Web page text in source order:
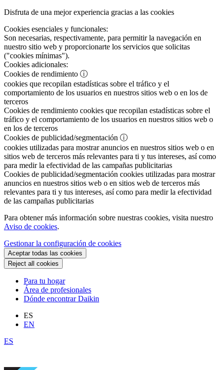
Disfruta de una mejor experiencia gracias a las cookies
Cookies esenciales y funcionales:
Son necesarias, respectivamente, para permitir la navegación en
nuestro sitio web y proporcionarte los servicios que solicitas
("cookies mínimas").
Cookies adicionales:
Cookies de rendimiento ⓘ
cookies que recopilan estadísticas sobre el tráfico y el
comportamiento de los usuarios en nuestros sitios web o en los de
terceros
Cookies de rendimiento cookies que recopilan estadísticas sobre el
tráfico y el comportamiento de los usuarios en nuestros sitios web o
en los de terceros
Cookies de publicidad/segmentación ⓘ
cookies utilizadas para mostrar anuncios en nuestros sitios web o en
sitios web de terceros más relevantes para ti y tus intereses, así como
para medir la efectividad de las campañas publicitarias
Cookies de publicidad/segmentación cookies utilizadas para mostrar
anuncios en nuestros sitios web o en sitios web de terceros más
relevantes para ti y tus intereses, así como para medir la efectividad
de las campañas publicitarias
Para obtener más información sobre nuestras cookies, visita nuestro
Aviso de cookies.
Gestionar la configuración de cookies
Aceptar todas las cookies
Reject all cookies
Para tu hogar
Área de profesionales
Dónde encontrar Daikin
ES
EN
ES